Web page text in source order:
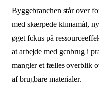
Byggebranchen står over
med skærpede klimamål,
øget fokus på
at arbejde med genbrug i
mangler et fælles overblik
af brugbare materialer.